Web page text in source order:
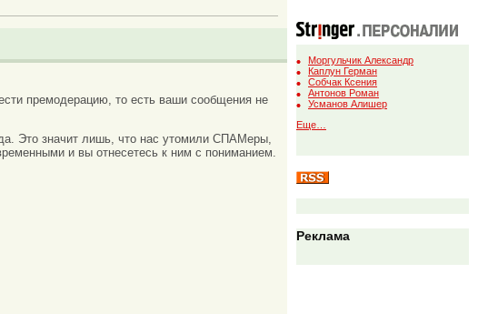
премодерацию, то есть ваши сообщения не
Это значит лишь, что нас утомили СПАМеры,
и вы отнесетесь к ним с пониманием.
Моргульчик Александр
Каплун Герман
Собчак Ксения
Антонов Роман
Усманов Алишер
Еще…
Реклама